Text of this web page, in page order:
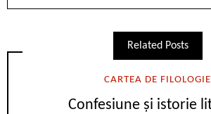
Related Posts
CARTEA DE FILOLOGIE
Confesiune şi istorie